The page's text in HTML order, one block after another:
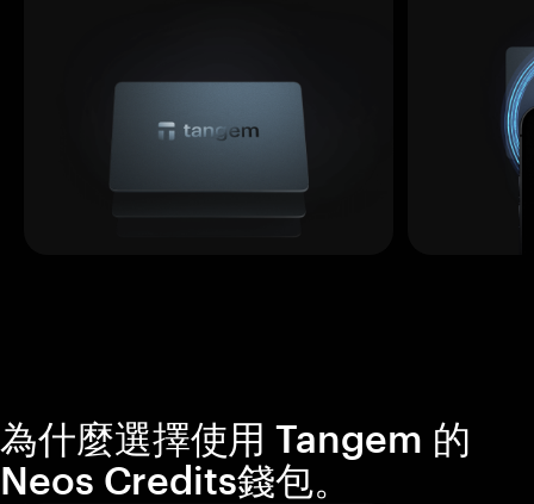
為什麼選擇使用 Tangem 的
Neos Credits錢包。